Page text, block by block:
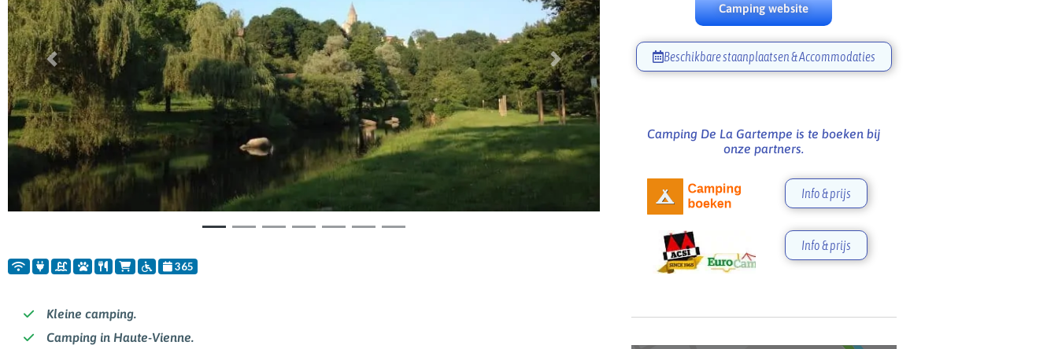
Vorige Volgende
365
Kleine camping.
Camping in Haute-Vienne.
Camping website
Beschikbare staanplaatsen & Accommodaties
Camping De La Gartempe is te boeken bij
onze partners.
Info & prijs
Info & prijs